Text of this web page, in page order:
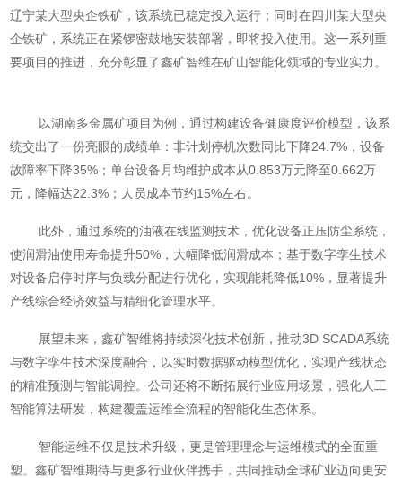
辽宁某大型央企铁矿，该系统已稳定投入运行；同时在四川某大型央
企铁矿，系统正在紧锣密鼓地安装部署，即将投入使用。这一系列重
要项目的推进，充分彰显了鑫矿智维在矿山智能化领域的专业实力。
以湖南多金属矿项目为例，通过构建设备健康度评价模型，该系
统交出了一份亮眼的成绩单：非计划停机次数同比下降24.7%，设备
故障率下降35%；单台设备月均维护成本从0.853万元降至0.662万
元，降幅达22.3%；人员成本节约15%左右。
此外，通过系统的油液在线监测技术，优化设备正压防尘系统，
使润滑油使用寿命提升50%，大幅降低润滑成本；基于数字孪生技术
对设备启停时序与负载分配进行优化，实现能耗降低10%，显著提升
产线综合经济效益与精细化管理水平。
展望未来，鑫矿智维将持续深化技术创新，推动3D SCADA系统
与数字孪生技术深度融合，以实时数据驱动模型优化，实现产线状态
的精准预测与智能调控。公司还将不断拓展行业应用场景，强化人工
智能算法研发，构建覆盖运维全流程的智能化生态体系。
智能运维不仅是技术升级，更是管理理念与运维模式的全面重
塑。鑫矿智维期待与更多行业伙伴携手，共同推动全球矿业迈向更安